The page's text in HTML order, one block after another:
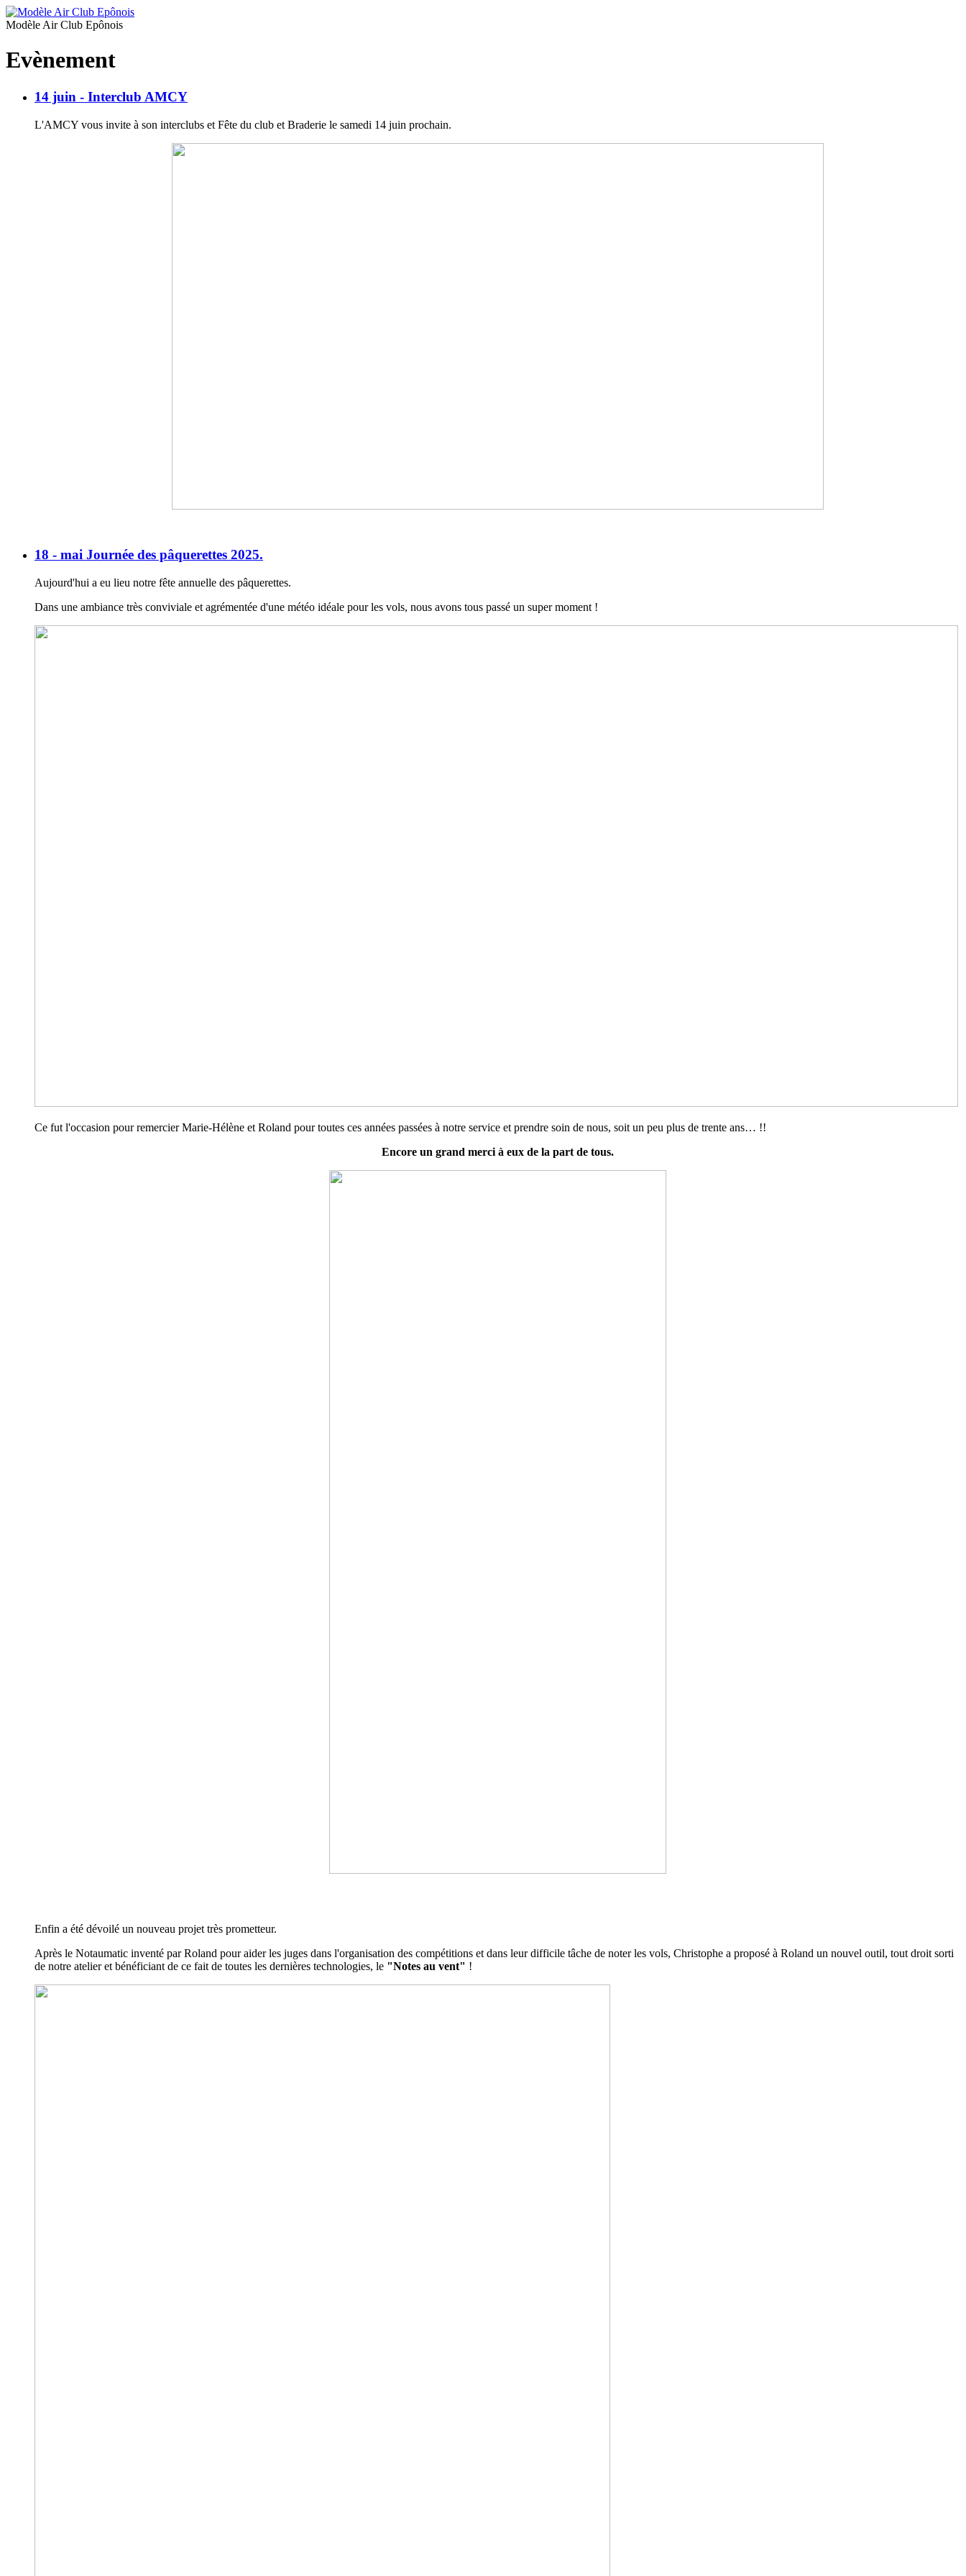
Modèle Air Club Epônois
Evènement
14 juin - Interclub AMCY
L'AMCY vous invite à son interclubs et Fête du club et Braderie le samedi 14 juin prochain.
18 - mai Journée des pâquerettes 2025.
Aujourd'hui a eu lieu notre fête annuelle des pâquerettes.
Dans une ambiance très conviviale et agrémentée d'une météo idéale pour les vols, nous avons tous passé un super moment !
Ce fut l'occasion pour remercier Marie-Hélène et Roland pour toutes ces années passées à notre service et prendre soin de nous, soit un peu plus de trente ans… !!
Encore un grand merci à eux de la part de tous.
Enfin a été dévoilé un nouveau projet très prometteur.
Après le Notaumatic inventé par Roland pour aider les juges dans l'organisation des compétitions et dans leur difficile tâche de noter les vols, Christophe a proposé à Roland un nouvel outil, tout droit sorti
de notre atelier et bénéficiant de ce fait de toutes les dernières technologies, le "Notes au vent" !